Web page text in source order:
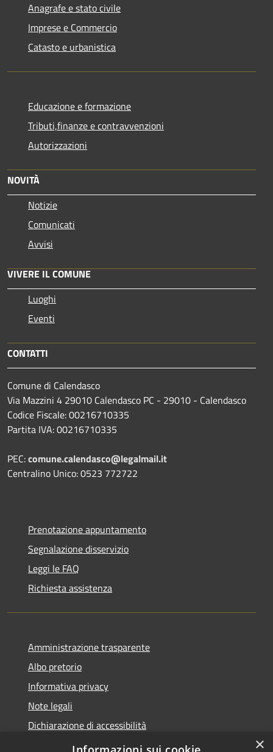
Anagrafe e stato civile
Imprese e Commercio
Catasto e urbanistica
Educazione e formazione
Tributi,finanze e contravvenzioni
Autorizzazioni
NOVITÀ
Notizie
Comunicati
Avvisi
VIVERE IL COMUNE
Luoghi
Eventi
CONTATTI
Comune di Calendasco
Via Mazzini 4 29010 Calendasco PC - 29010 - Calendasco
Codice Fiscale: 00216710335
Partita IVA: 00216710335
PEC:comune.calendasco@legalmail.it
Centralino Unico: 0523 772722
Prenotazione appuntamento
Segnalazione disservizio
Leggi le FAQ
Richiesta assistenza
Amministrazione trasparente
Albo pretorio
Informativa privacy
Note legali
Dichiarazione di accessibilità
Piano di miglioramento del sito
×